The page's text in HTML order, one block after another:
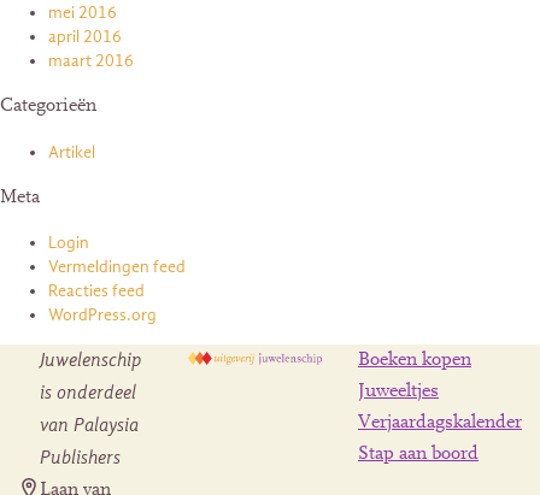
mei 2016
april 2016
maart 2016
Categorieën
Artikel
Meta
Login
Vermeldingen feed
Reacties feed
WordPress.org
Juwelenschip
is onderdeel
van Palaysia
Publishers
Laan van
Boeken kopen
Juweeltjes
Verjaardagskalender
Stap aan boord